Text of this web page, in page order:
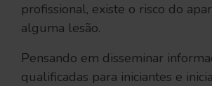
profissional, existe o risco do
alguma lesão.
Pensando em disseminar
qualificadas para iniciantes e